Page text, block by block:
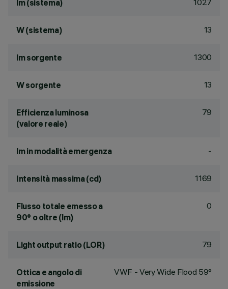
lm (sistema) 1027
W (sistema) 13
lm sorgente 1300
W sorgente 13
Efficienza luminosa
(valore reale)
79
lm in modalità emergenza -
Intensità massima (cd) 1169
Flusso totale emesso a
90° o oltre (lm)
0
Light output ratio (LOR) 79
Ottica e angolo di
emissione
VWF - Very Wide Flood 59°